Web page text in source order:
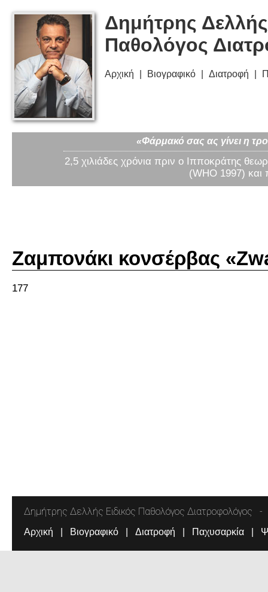
Δημήτρης
Παθολόγος
Αρχική Βιογραφικό Διατροφή
«Φάρμακό σας ας γίνει η
2,5 χιλιάδες χρόνια πριν ο Ιπποκράτης
(WHO 1997) και
Ζαμπονάκι κονσέρβας
177
Δημήτρης Δελλής Ειδικός Παθολόγος Διατροφολόγος
Αρχική Βιογραφικό Διατροφή Παχυσαρκία